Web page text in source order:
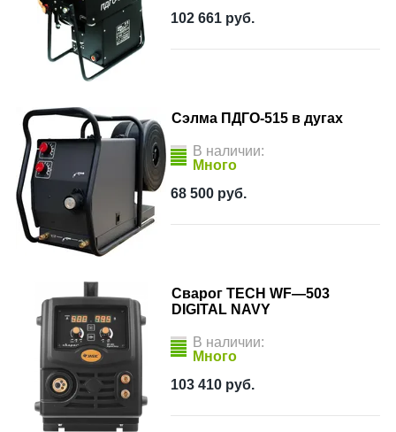
102 661 руб.
Сэлма ПДГО-515 в дугах
В наличии:
Много
68 500 руб.
Сварог TECH WF—503
DIGITAL NAVY
В наличии:
Много
103 410 руб.